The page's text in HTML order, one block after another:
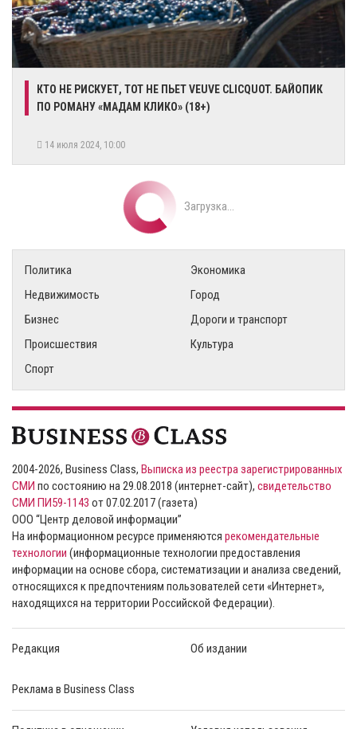
КТО НЕ РИСКУЕТ, ТОТ НЕ ПЬЕТ VEUVE CLICQUOT. БАЙОПИК
ПО РОМАНУ «МАДАМ КЛИКО» (18+)
14 июля 2024, 10:00
Загрузка...
Политика
Экономика
Недвижимость
Город
Бизнес
Дороги и транспорт
Происшествия
Культура
Спорт
2004-2026, Business Class, Выписка из реестра зарегистрированных
СМИ по состоянию на 29.08.2018 (интернет-сайт), свидетельство
СМИ ПИ59-1143 от 07.02.2017 (газета)
ООО “Центр деловой информации”
На информационном ресурсе применяются рекомендательные
технологии (информационные технологии предоставления
информации на основе сбора, систематизации и анализа сведений,
относящихся к предпочтениям пользователей сети «Интернет»,
находящихся на территории Российской Федерации).
Редакция Об издании
Реклама в Business Class